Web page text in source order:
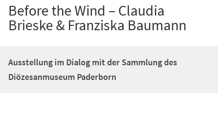
Before the Wind – Claudia
Brieske & Franziska Baumann
Ausstellung im Dialog mit der Sammlung des
Diözesanmuseum Paderborn